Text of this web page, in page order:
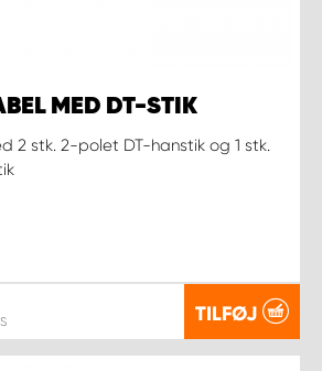
MED DT-STIK
2 stk. 2-polet DT-hanstik og 1 stk.
TILFØJ